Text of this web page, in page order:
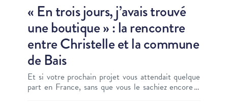
« En trois jours, j’avais trouvé
une boutique » : la rencontre
entre Christelle et la commune
de Bais
Et si votre prochain projet vous attendait quelque
part en France, sans que vous le sachiez encore ?